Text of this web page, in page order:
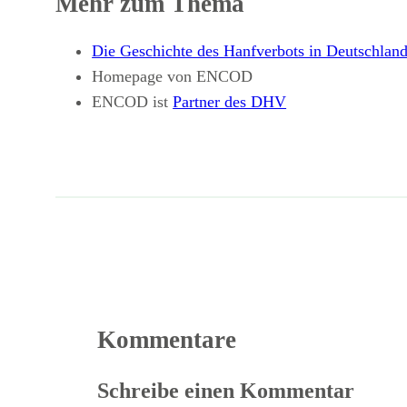
Die Geschichte des Hanfverbots in
Homepage von ENCOD
ENCOD istPartner des DHV
Kommentare
Schreibe einen Kommentar